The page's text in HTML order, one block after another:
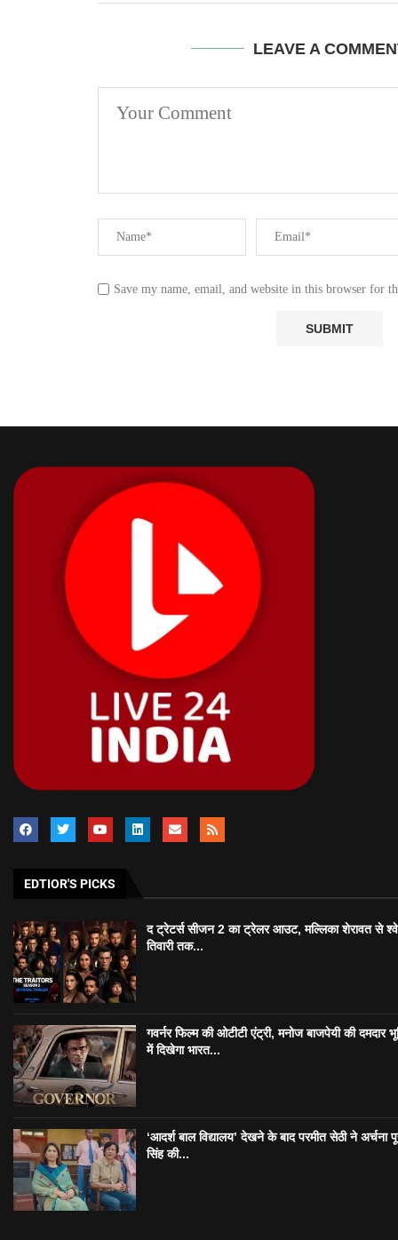
LEAVE A
Save my name, email, and website in this browser for
EDTIOR'S PICKS
द ट्रेटर्स सीजन 2 का ट्रेलर आउट, मल्लिका शेरावत से
तिवारी तक...
गवर्नर फिल्म की ओटीटी एंट्री, मनोज बाजपेयी की दमदार
में दिखेगा भारत...
‘आदर्श बाल विद्यालय’ देखने के बाद परमीत सेठी ने अर्चना
सिंह की...